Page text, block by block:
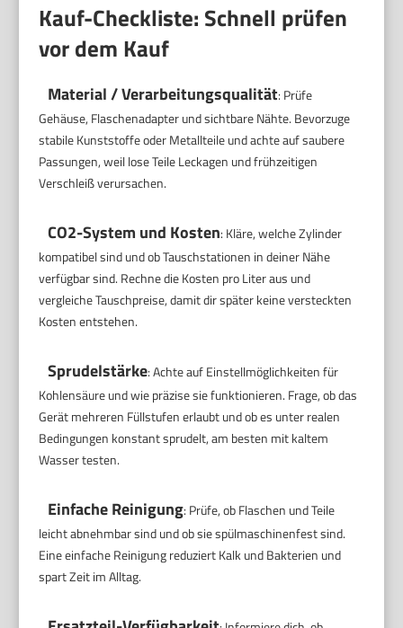
Kauf-Checkliste: Schnell prüfen
vor dem Kauf
Material / Verarbeitungsqualität: Prüfe
Gehäuse, Flaschenadapter und sichtbare Nähte. Bevorzuge
stabile Kunststoffe oder Metallteile und achte auf saubere
Passungen, weil lose Teile Leckagen und frühzeitigen
Verschleiß verursachen.
CO2-System und Kosten: Kläre, welche Zylinder
kompatibel sind und ob Tauschstationen in deiner Nähe
verfügbar sind. Rechne die Kosten pro Liter aus und
vergleiche Tauschpreise, damit dir später keine versteckten
Kosten entstehen.
Sprudelstärke: Achte auf Einstellmöglichkeiten für
Kohlensäure und wie präzise sie funktionieren. Frage, ob das
Gerät mehreren Füllstufen erlaubt und ob es unter realen
Bedingungen konstant sprudelt, am besten mit kaltem
Wasser testen.
Einfache Reinigung: Prüfe, ob Flaschen und Teile
leicht abnehmbar sind und ob sie spülmaschinenfest sind.
Eine einfache Reinigung reduziert Kalk und Bakterien und
spart Zeit im Alltag.